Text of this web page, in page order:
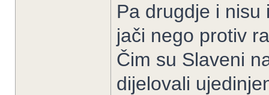
Pa drugdje i nisu
jači nego protiv
Čim su Slaveni
dijelovali